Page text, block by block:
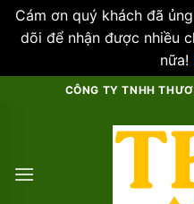
Cám ơn quý khách đã
dõi để nhận được nhiều
nữa!
CÔNG TY TNHH